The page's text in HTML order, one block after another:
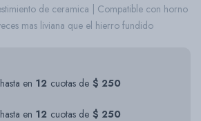
de ceramica | Compatible con horno
mas liviana que el hierro fundido
hasta en 12 cuotas de $ 250
hasta en 12 cuotas de $ 250